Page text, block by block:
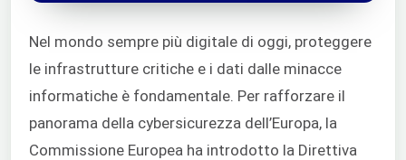
Nel mondo sempre più digitale di oggi, proteggere
le infrastrutture critiche e i dati dalle minacce
informatiche è fondamentale. Per rafforzare il
panorama della cybersicurezza dell’Europa, la
Commissione Europea ha introdotto la Direttiva